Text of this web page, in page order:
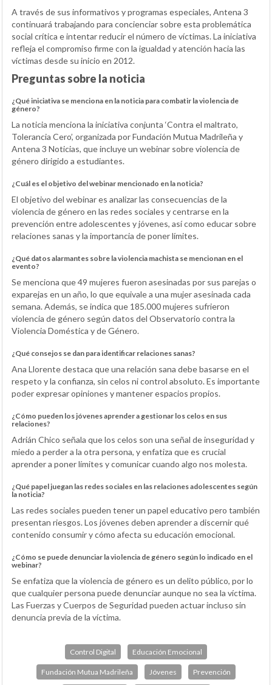
A través de sus informativos y programas especiales, Antena 3
continuará trabajando para concienciar sobre esta problemática
social crítica e intentar reducir el número de víctimas. La iniciativa
refleja el compromiso firme con la igualdad y atención hacia las
víctimas desde su inicio en 2012.
Preguntas sobre la noticia
¿Qué iniciativa se menciona en la noticia para combatir la violencia de
género?
La noticia menciona la iniciativa conjunta ‘Contra el maltrato,
Tolerancia Cero’, organizada por Fundación Mutua Madrileña y
Antena 3 Noticias, que incluye un webinar sobre violencia de
género dirigido a estudiantes.
¿Cuál es el objetivo del webinar mencionado en la noticia?
El objetivo del webinar es analizar las consecuencias de la
violencia de género en las redes sociales y centrarse en la
prevención entre adolescentes y jóvenes, así como educar sobre
relaciones sanas y la importancia de poner límites.
¿Qué datos alarmantes sobre la violencia machista se mencionan en el
evento?
Se menciona que 49 mujeres fueron asesinadas por sus parejas o
exparejas en un año, lo que equivale a una mujer asesinada cada
semana. Además, se indica que 185.000 mujeres sufrieron
violencia de género según datos del Observatorio contra la
Violencia Doméstica y de Género.
¿Qué consejos se dan para identificar relaciones sanas?
Ana Llorente destaca que una relación sana debe basarse en el
respeto y la confianza, sin celos ni control absoluto. Es importante
poder expresar opiniones y mantener espacios propios.
¿Cómo pueden los jóvenes aprender a gestionar los celos en sus
relaciones?
Adrián Chico señala que los celos son una señal de inseguridad y
miedo a perder a la otra persona, y enfatiza que es crucial
aprender a poner límites y comunicar cuando algo nos molesta.
¿Qué papel juegan las redes sociales en las relaciones adolescentes según
la noticia?
Las redes sociales pueden tener un papel educativo pero también
presentan riesgos. Los jóvenes deben aprender a discernir qué
contenido consumir y cómo afecta su educación emocional.
¿Cómo se puede denunciar la violencia de género según lo indicado en el
webinar?
Se enfatiza que la violencia de género es un delito público, por lo
que cualquier persona puede denunciar aunque no sea la víctima.
Las Fuerzas y Cuerpos de Seguridad pueden actuar incluso sin
denuncia previa de la víctima.
Control Digital Educación Emocional
Fundación Mutua Madrileña Jóvenes Prevención